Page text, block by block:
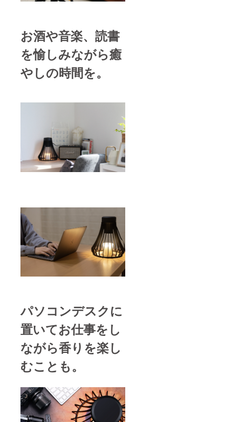
お酒や音楽、読書
を愉しみながら癒
やしの時間を。
パソコンデスクに
置いてお仕事をし
ながら香りを楽し
むことも。